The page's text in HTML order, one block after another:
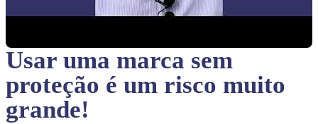
Usar uma marca sem
proteção é um risco muito
grande!